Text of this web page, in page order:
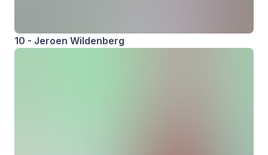
10 - Jeroen Wildenberg